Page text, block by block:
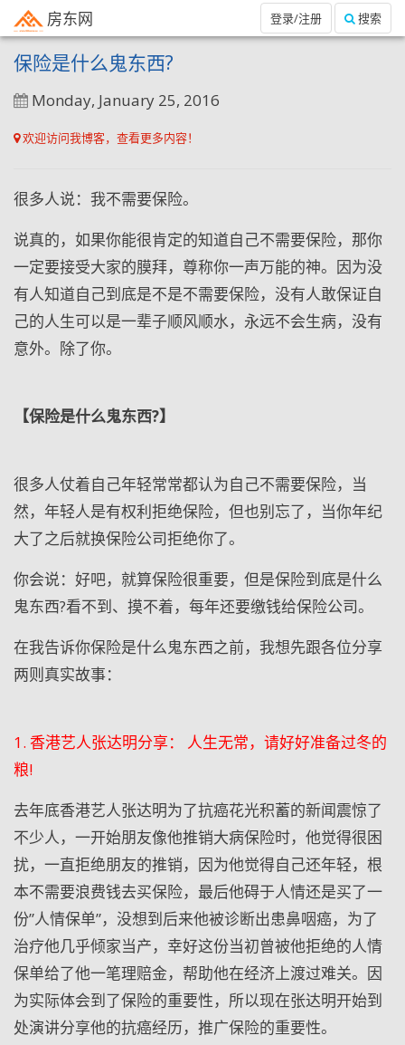
房东网 搜索
登录/注册
保险是什么鬼东西?
Monday, January 25, 2016
欢迎访问我博客，查看更多内容！
很多人说：我不需要保险。
说真的，如果你能很肯定的知道自己不需要保险，那你
一定要接受大家的膜拜，尊称你一声万能的神。因为没
有人知道自己到底是不是不需要保险，没有人敢保证自
己的人生可以是一辈子顺风顺水，永远不会生病，没有
意外。除了你。
【保险是什么鬼东西?】
很多人仗着自己年轻常常都认为自己不需要保险，当
然，年轻人是有权利拒绝保险，但也别忘了，当你年纪
大了之后就换保险公司拒绝你了。
你会说：好吧，就算保险很重要，但是保险到底是什么
鬼东西?看不到、摸不着，每年还要缴钱给保险公司。
在我告诉你保险是什么鬼东西之前，我想先跟各位分享
两则真实故事：
1. 香港艺人张达明分享： 人生无常，请好好准备过冬的
粮!
去年底香港艺人张达明为了抗癌花光积蓄的新闻震惊了
不少人，一开始朋友像他推销大病保险时，他觉得很困
扰，一直拒绝朋友的推销，因为他觉得自己还年轻，根
本不需要浪费钱去买保险，最后他碍于人情还是买了一
份”人情保单”，没想到后来他被诊断出患鼻咽癌，为了
治疗他几乎倾家当产，幸好这份当初曾被他拒绝的人情
保单给了他一笔理赔金，帮助他在经济上渡过难关。因
为实际体会到了保险的重要性，所以现在张达明开始到
处演讲分享他的抗癌经历，推广保险的重要性。